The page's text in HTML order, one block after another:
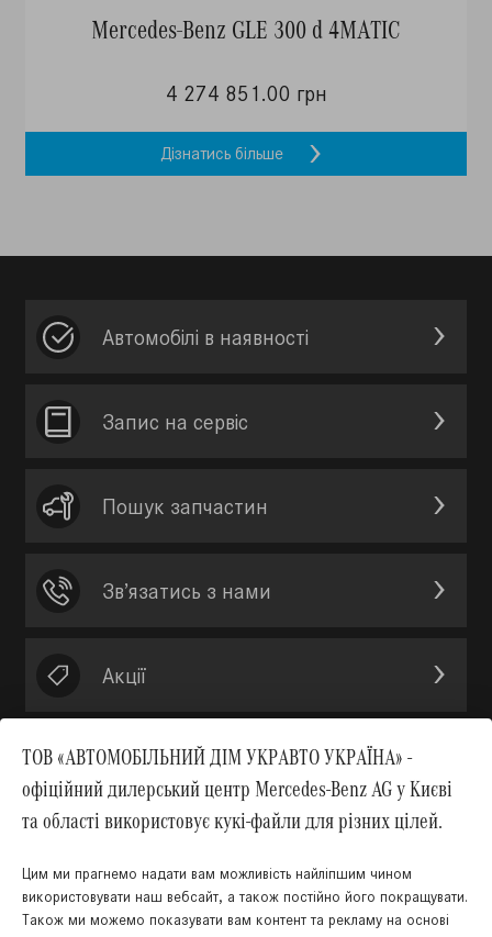
Mercedes-Benz GLE 300 d 4MATIC
4 274 851.00 грн
Дізнатись більше
ТОВ «АВТОМОБІЛЬНИЙ ДІМ УКРАВТО УКРАЇНА» -
офіційний дилерський центр Mercedes-Benz AG у Києві
та області використовує кукі-файли для різних цілей.
Цим ми прагнемо надати вам можливість найліпшим чином
використовувати наш вебсайт, а також постійно його покращувати.
Також ми можемо показувати вам контент та рекламу на основі
Автомобілі в наявності
Запис на сервic
Пошук запчастин
Зв’язатись з нами
Акції
Вгору